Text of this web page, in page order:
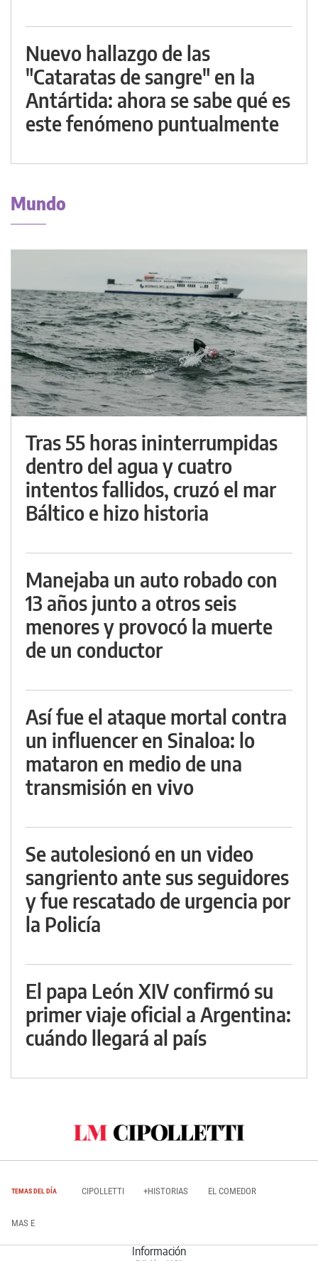
Nuevo hallazgo de las
"Cataratas de sangre" en la
Antártida: ahora se sabe qué es
este fenómeno puntualmente
Mundo
Tras 55 horas ininterrumpidas
dentro del agua y cuatro
intentos fallidos, cruzó el mar
Báltico e hizo historia
Manejaba un auto robado con
13 años junto a otros seis
menores y provocó la muerte
de un conductor
Así fue el ataque mortal contra
un influencer en Sinaloa: lo
mataron en medio de una
transmisión en vivo
Se autolesionó en un video
sangriento ante sus seguidores
y fue rescatado de urgencia por
la Policía
El papa León XIV confirmó su
primer viaje oficial a Argentina:
cuándo llegará al país
TEMAS DEL DÍA CIPOLLETTI +HISTORIAS EL COMEDOR
MAS E
Información